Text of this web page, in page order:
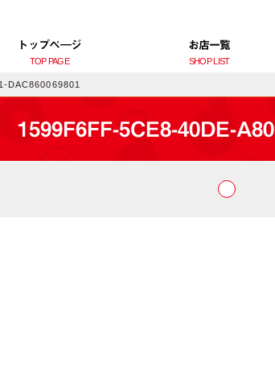
トップぺ―ジ
TOP PAGE
お店一覧
SHOP LIST
DAC860069801
1599F6FF-5CE8-40DE-